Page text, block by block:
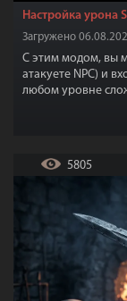
Настройка урона
Загружено
С этим модом, вы
атакуете NPC) и
любом уровне
5805